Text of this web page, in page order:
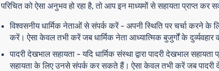
परिचित को ऐसा अनुभव हो रहा है, तो आप इन माध्यमों से सहायता प्राप्त कर
विश्वसनीय धार्मिक नेताओं सेसंपर्क करें - अपनी स्थिति पर चर्चा करने के
करें। ऐसा केवल तभी करें जब धार्मिक नेता आध्यात्मिक बुजुर्गों के दुर्व्यवहार
पादरी देखभाल सहायता- यदि धार्मिक संस्था द्वारा पादरी देखभाल
सहायता के लिए उनसे संपर्क कर सकते हैं। ऐसा केवल तभी करें जब पादरी